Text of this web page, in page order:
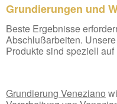
Grundierungen und
Beste Ergebnisse
Abschlußarbeiten.
Produkte sind speziell
Grundierung Veneziano